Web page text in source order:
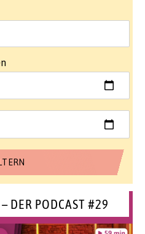
DER PODCAST #29